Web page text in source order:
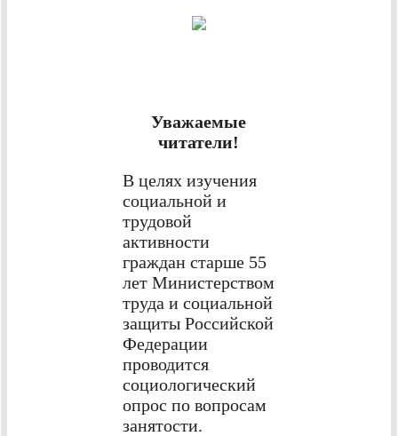
Уважаемые
читатели!
В целях изучения
социальной и
трудовой
активности
граждан старше 55
лет Министерством
труда и социальной
защиты Российской
Федерации
проводится
социологический
опрос по вопросам
занятости.